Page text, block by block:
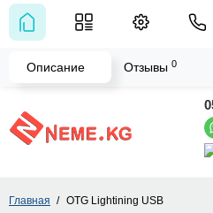
Главная OTG Lightining USB
Описание Отзывы 0